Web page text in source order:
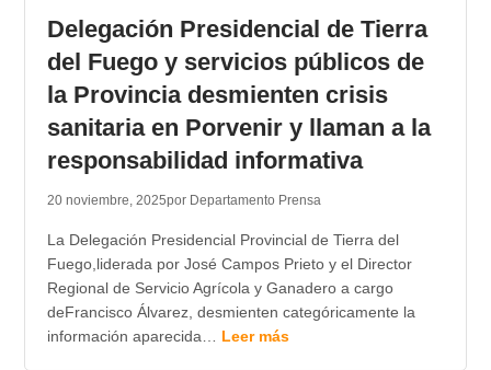
Delegación Presidencial de Tierra
del Fuego y servicios públicos de
la Provincia desmienten crisis
sanitaria en Porvenir y llaman a la
responsabilidad informativa
20 noviembre, 2025por Departamento Prensa
La Delegación Presidencial Provincial de Tierra del
Fuego,liderada por José Campos Prieto y el Director
Regional de Servicio Agrícola y Ganadero a cargo
deFrancisco Álvarez, desmienten categóricamente la
información aparecida… Leer más